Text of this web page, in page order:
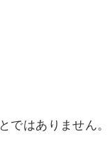
はありません。